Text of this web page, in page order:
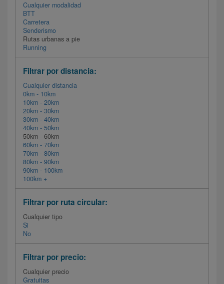
Cualquier modalidad
BTT
Carretera
Senderismo
Rutas urbanas a pie
Running
Filtrar por distancia:
Cualquier distancia
0km - 10km
10km - 20km
20km - 30km
30km - 40km
40km - 50km
50km - 60km
60km - 70km
70km - 80km
80km - 90km
90km - 100km
100km +
Filtrar por ruta circular:
Cualquier tipo
Si
No
Filtrar por precio:
Cualquier precio
Gratuitas